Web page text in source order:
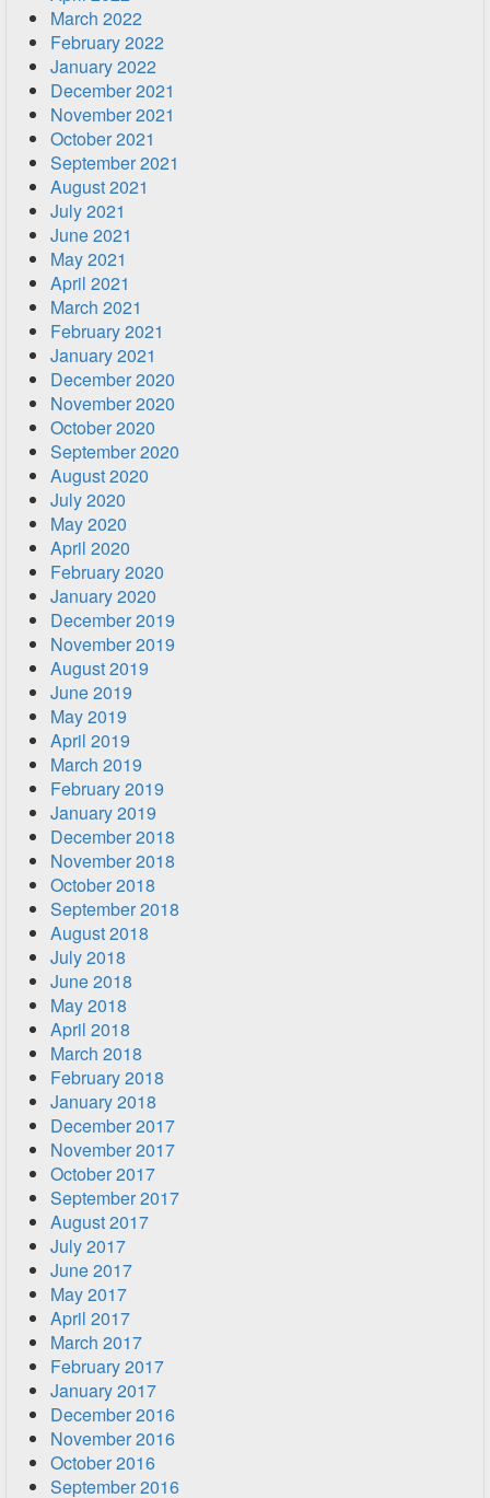
March 2022
February 2022
January 2022
December 2021
November 2021
October 2021
September 2021
August 2021
July 2021
June 2021
May 2021
April 2021
March 2021
February 2021
January 2021
December 2020
November 2020
October 2020
September 2020
August 2020
July 2020
May 2020
April 2020
February 2020
January 2020
December 2019
November 2019
August 2019
June 2019
May 2019
April 2019
March 2019
February 2019
January 2019
December 2018
November 2018
October 2018
September 2018
August 2018
July 2018
June 2018
May 2018
April 2018
March 2018
February 2018
January 2018
December 2017
November 2017
October 2017
September 2017
August 2017
July 2017
June 2017
May 2017
April 2017
March 2017
February 2017
January 2017
December 2016
November 2016
October 2016
September 2016